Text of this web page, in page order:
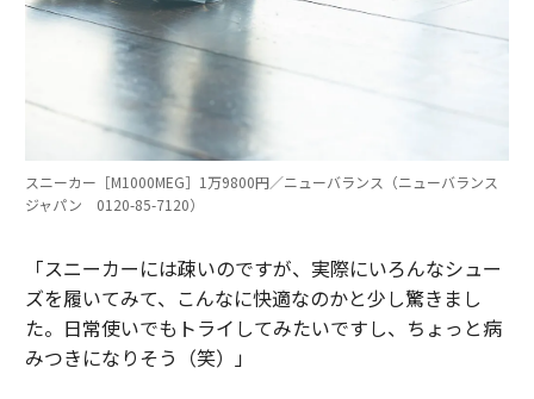
スニーカー［M1000MEG］1万9800円／ニューバランス（ニューバランス
ジャパン 0120-85-7120）
「スニーカーには疎いのですが、実際にいろんなシュー
ズを履いてみて、こんなに快適なのかと少し驚きまし
た。日常使いでもトライしてみたいですし、ちょっと病
みつきになりそう（笑）」